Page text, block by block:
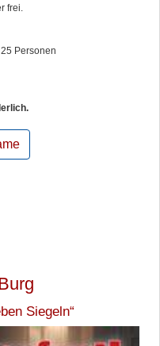
frei.
Personen
Siegeln“